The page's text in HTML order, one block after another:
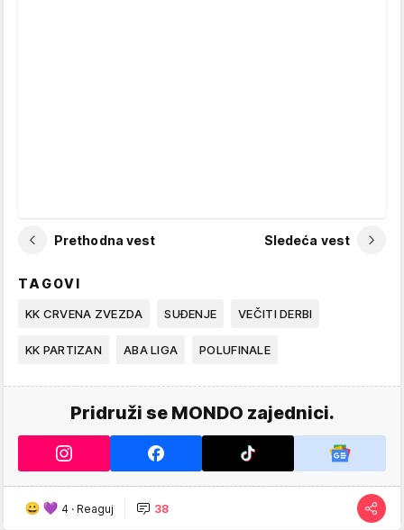
Prethodna vest Sledeća vest
TAGOVI
KK CRVENA ZVEZDA SUĐENJE VEČITI DERBI
KK PARTIZAN ABA LIGA POLUFINALE
Pridruži se MONDO zajednici.
4 · Reaguj 38